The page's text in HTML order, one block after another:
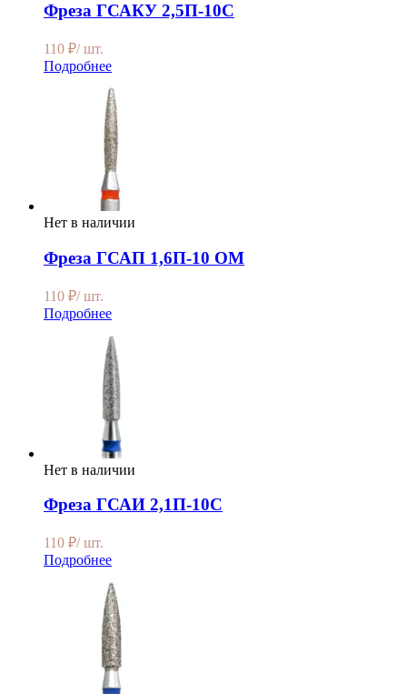
Фреза ГСАКУ 2,5П-10С
110 ₽/ шт.
Подробнее
Нет в наличии
Фреза ГСАП 1,6П-10 ОМ
110 ₽/ шт.
Подробнее
Нет в наличии
Фреза ГСАИ 2,1П-10С
110 ₽/ шт.
Подробнее